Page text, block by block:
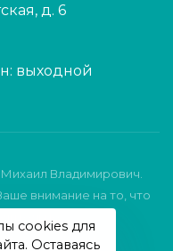
д. 6
выходной
Владимирович.
внимание на то, что
условиях
cookies для
Оставаясь